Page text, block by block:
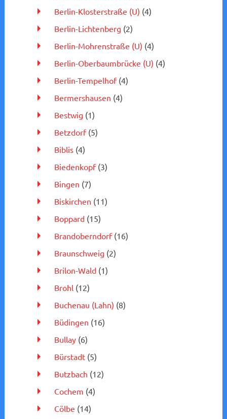
Berlin-Klosterstraße (U) (4)
Berlin-Lichtenberg (2)
Berlin-Mohrenstraße (U) (4)
Berlin-Oberbaumbrücke (U) (4)
Berlin-Tempelhof(4)
Bermershausen (4)
Bestwig (1)
Betzdorf(5)
Biblis(4)
Biedenkopf(3)
Bingen (7)
Biskirchen (11)
Boppard(15)
Brandoberndorf(16)
Braunschweig (2)
Brilon-Wald(1)
Brohl(12)
Buchenau (Lahn) (8)
Büdingen (16)
Bullay(6)
Bürstadt(5)
Butzbach (12)
Cochem (4)
Cölbe (14)